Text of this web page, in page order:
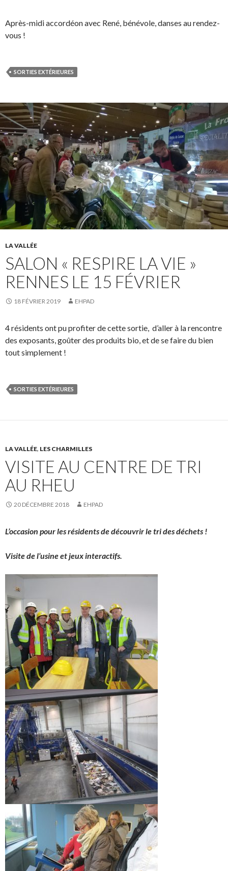
Après-midi accordéon avec René, bénévole, danses au rendez-
vous !
SORTIES EXTÉRIEURES
LA VALLÉE
SALON « RESPIRE LA VIE »
RENNES LE 15 FÉVRIER
18 FÉVRIER 2019 EHPAD
4 résidents ont pu profiter de cette sortie, d’aller à la rencontre
des exposants, goûter des produits bio, et de se faire du bien
tout simplement !
SORTIES EXTÉRIEURES
LA VALLÉE, LES CHARMILLES
VISITE AU CENTRE DE TRI
AU RHEU
20 DÉCEMBRE 2018 EHPAD
L’occasion pour les résidents de découvrir le tri des déchets !
Visite de l’usine et jeux interactifs.